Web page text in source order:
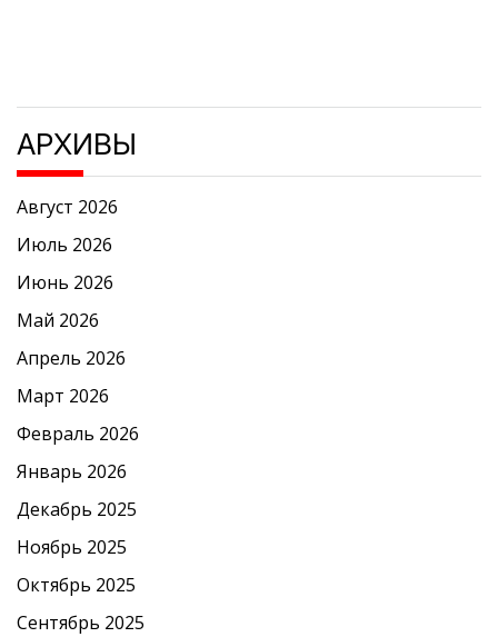
АРХИВЫ
Август 2026
Июль 2026
Июнь 2026
Май 2026
Апрель 2026
Март 2026
Февраль 2026
Январь 2026
Декабрь 2025
Ноябрь 2025
Октябрь 2025
Сентябрь 2025